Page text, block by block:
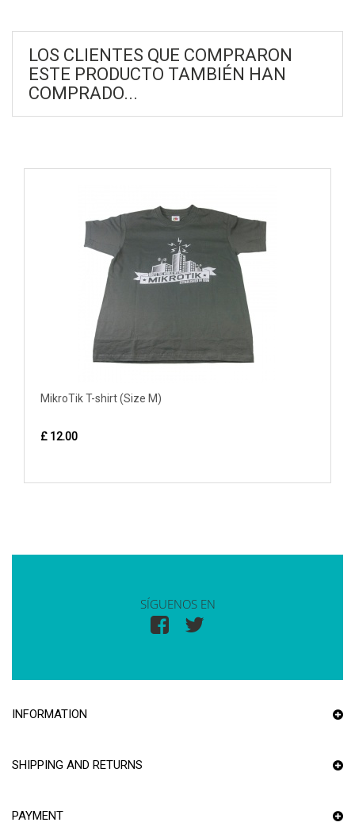
LOS CLIENTES QUE COMPRARON
ESTE PRODUCTO TAMBIÉN HAN
COMPRADO...
MikroTik T-shirt (Size M)
£ 12.00
SÍGUENOS EN
INFORMATION
SHIPPING AND RETURNS
PAYMENT